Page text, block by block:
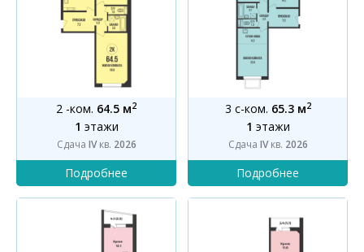
2 -ком. 64.5 м2
1 этажи
Сдача IVкв. 2026
3 с-ком. 65.3 м2
1 этажи
Сдача IVкв. 2026